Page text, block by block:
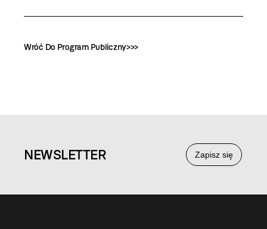
Wróć Do Program Publiczny>>>
Zapisz się
NEWSLETTER